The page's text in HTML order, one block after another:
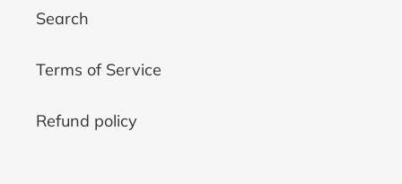
Search
Terms of Service
Refund policy